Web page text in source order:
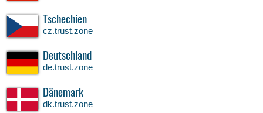
Tschechien
cz.trust.zone
Deutschland
de.trust.zone
Dänemark
dk.trust.zone